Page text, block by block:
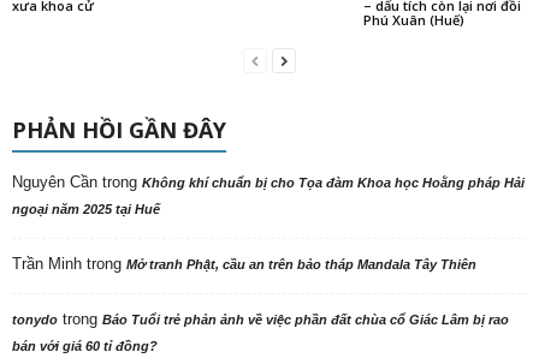
xưa khoa cử
– dấu tích còn lại nơi đồi
Phú Xuân (Huế)
PHẢN HỒI GẦN ĐÂY
Nguyên Cần trong Không khí chuẩn bị cho Tọa đàm Khoa học Hoằng pháp Hải
ngoại năm 2025 tại Huế
Trần Minh trong Mở tranh Phật, cầu an trên bảo tháp Mandala Tây Thiên
tonydo trong Báo Tuổi trẻ phản ảnh về việc phần đất chùa cổ Giác Lâm bị rao
bán với giá 60 tỉ đồng?